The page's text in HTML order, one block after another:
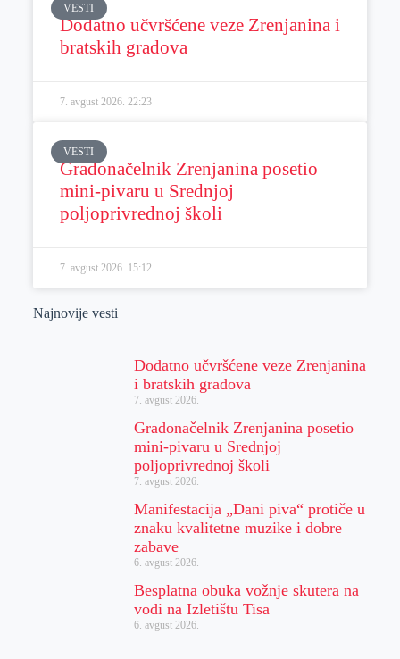
VESTI
Dodatno učvršćene veze Zrenjanina i
bratskih gradova
7. avgust 2026. 22:23
VESTI
Gradonačelnik Zrenjanina posetio
mini-pivaru u Srednjoj
poljoprivrednoj školi
7. avgust 2026. 15:12
Najnovije vesti
Dodatno učvršćene veze Zrenjanina
i bratskih gradova
7. avgust 2026.
Gradonačelnik Zrenjanina posetio
mini-pivaru u Srednjoj
poljoprivrednoj školi
7. avgust 2026.
Manifestacija „Dani piva“ protiče u
znaku kvalitetne muzike i dobre
zabave
6. avgust 2026.
Besplatna obuka vožnje skutera na
vodi na Izletištu Tisa
6. avgust 2026.